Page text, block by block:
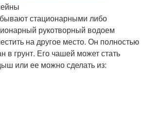
стационарными либо
рукотворный водоем
на другое место. Он полностью
в грунт. Его чашей может стать
или ее можно сделать из: